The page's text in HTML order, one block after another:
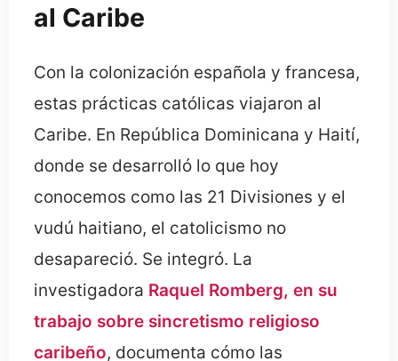
al Caribe
Con la colonización española y francesa,
estas prácticas católicas viajaron al
Caribe. En República Dominicana y Haití,
donde se desarrolló lo que hoy
conocemos como las 21 Divisiones y el
vudú haitiano, el catolicismo no
desapareció. Se integró. La
investigadora Raquel Romberg, en su
trabajo sobre sincretismo religioso
caribeño, documenta cómo las